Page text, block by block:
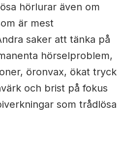
hörlurar även om
är mest
saker att tänka på
hörselproblem,
öronvax, ökat tryck
och brist på fokus
som trådlösa